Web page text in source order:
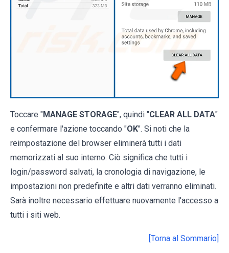
Toccare "MANAGE STORAGE", quindi "CLEAR ALL DATA"
e confermare l'azione toccando "OK". Si noti che la
reimpostazione del browser eliminerà tutti i dati
memorizzati al suo interno. Ciò significa che tutti i
login/password salvati, la cronologia di navigazione, le
impostazioni non predefinite e altri dati verranno eliminati.
Sarà inoltre necessario effettuare nuovamente l'accesso a
tutti i siti web.
[Torna al Sommario]